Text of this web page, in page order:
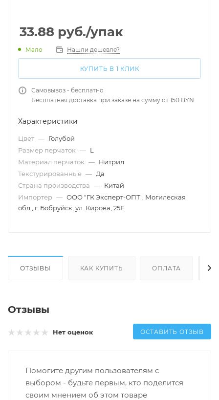
33.88 руб./упак
Мало Нашли дешевле?
КУПИТЬ В 1 КЛИК
Самовывоз - бесплатно
Бесплатная доставка при заказе на сумму от 150 BYN
Характеристики
Цвет — Голубой
Размер перчаток — L
Материал перчаток — Нитрил
Текстурированные — Да
Страна производства — Китай
Импортер — ООО "ГК Эксперт-ОПТ", Могилеская
обл., г. Бобруйск, ул. Кирова, 25Е
ОТЗЫВЫ КАК КУПИТЬ ОПЛАТА
Отзывы
Нет оценок ОСТАВИТЬ ОТЗЫВ
Помогите другим пользователям с
выбором - будьте первым, кто поделится
своим мнением об этом товаре